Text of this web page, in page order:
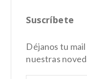
Suscríbete
Déjanos tu
nuestras